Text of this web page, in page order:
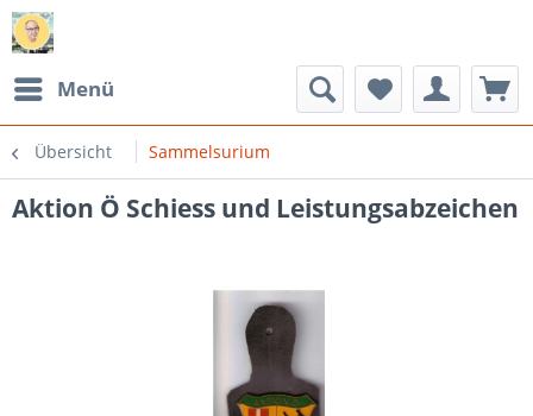
Menü
Übersicht Sammelsurium
Aktion Ö Schiess und Leistungsabzeichen